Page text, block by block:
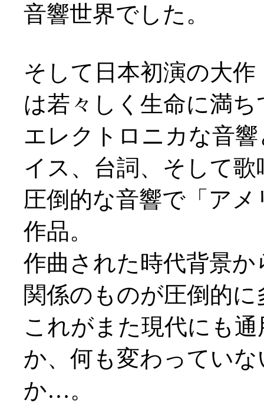
音響世界でした。
そして日本初演の大
は若々しく生命に満ち
エレクトロニカな音
イス、台詞、そして
圧倒的な音響で「ア
作品。
作曲された時代背景
関係のものが圧倒的
これがまた現代にも
か、何も変わってい
か…。